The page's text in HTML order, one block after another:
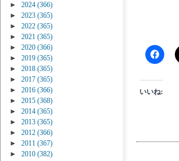
►
2024 (366)
►
2023 (365)
►
2022 (365)
►
2021 (365)
►
2020 (366)
►
2019 (365)
►
2018 (365)
►
2017 (365)
►
2016 (366)
►
2015 (368)
►
2014 (365)
►
2013 (365)
►
2012 (366)
►
2011 (367)
►
2010 (382)
いいね: